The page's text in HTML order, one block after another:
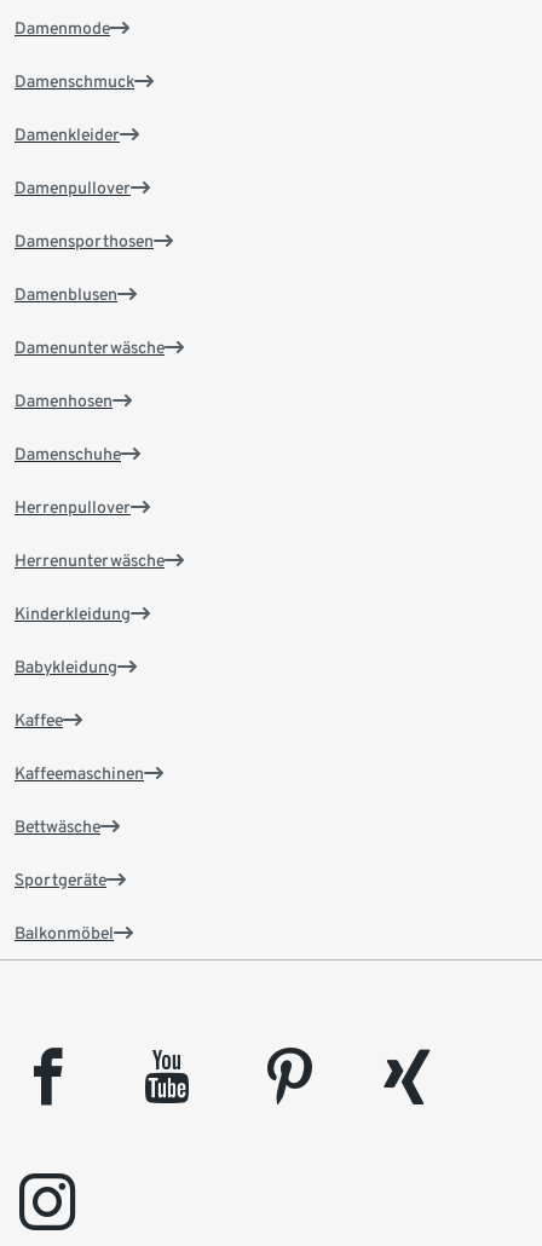
Damenmode
Damenschmuck
Damenkleider
Damenpullover
Damensporthosen
Damenblusen
Damenunterwäsche
Damenhosen
Damenschuhe
Herrenpullover
Herrenunterwäsche
Kinderkleidung
Babykleidung
Kaffee
Kaffeemaschinen
Bettwäsche
Sportgeräte
Balkonmöbel
facebook youtube pinterest
xing
instagram